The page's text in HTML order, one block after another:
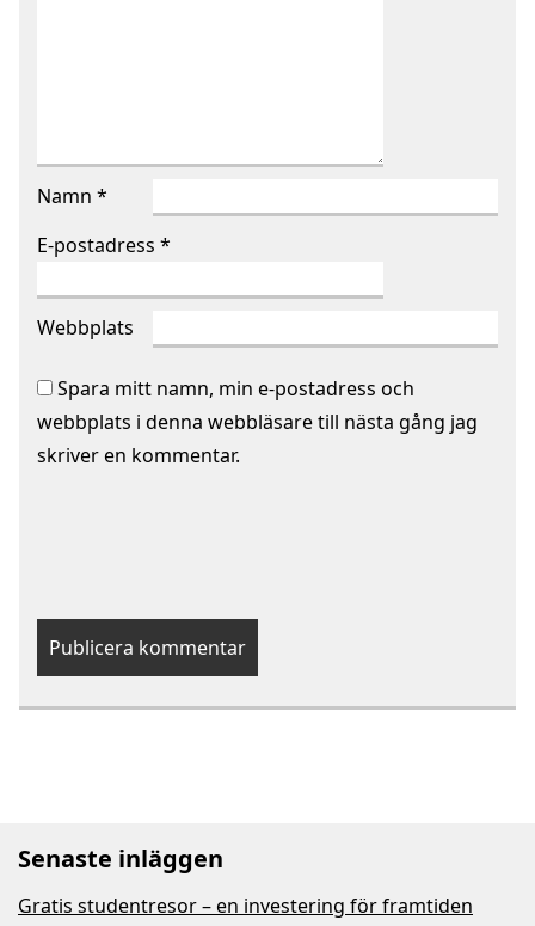
Namn *
E-postadress *
Webbplats
Spara mitt namn, min e-postadress och
webbplats i denna webbläsare till nästa gång jag
skriver en kommentar.
Senaste inläggen
Gratis studentresor – en investering för framtiden